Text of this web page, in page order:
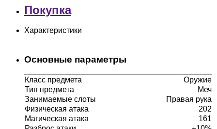
Покупка
Характеристики
Основные параметры
Класс предмета
Оружие
Тип предмета
Меч
Занимаемые слоты
Правая рука
Физическая атака
202
Магическая атака
161